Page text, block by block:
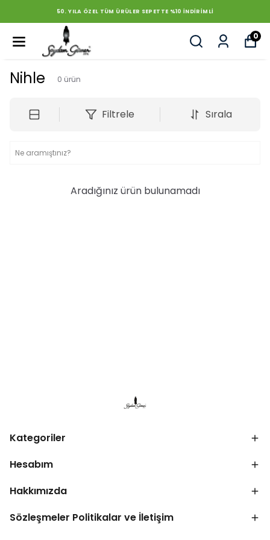
50. YILA ÖZEL TÜM ÜRÜLER SEPETTE %10 INDIRIMLI
0
Nihle 0 ürün
Filtrele Sırala
Aradığınız ürün bulunamadı
Kategoriler
Hesabım
Hakkımızda
Sözleşmeler Politikalar ve İletişim